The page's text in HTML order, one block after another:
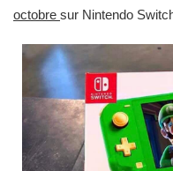
octobre sur Nintendo